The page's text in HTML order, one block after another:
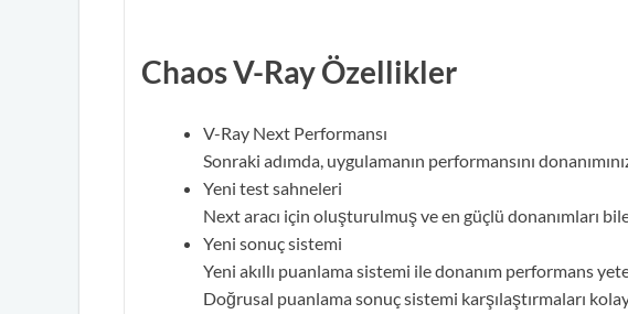
Chaos V-Ray Özellikler
V-Ray Next Performansı
Sonraki adımda, uygulamanın performansını
Yeni test sahneleri
Next aracı için oluşturulmuş ve en güçlü donanımları
Yeni sonuç sistemi
Yeni akıllı puanlama sistemi ile donanım performans
Doğrusal puanlama sonuç sistemi karşılaştırmaları